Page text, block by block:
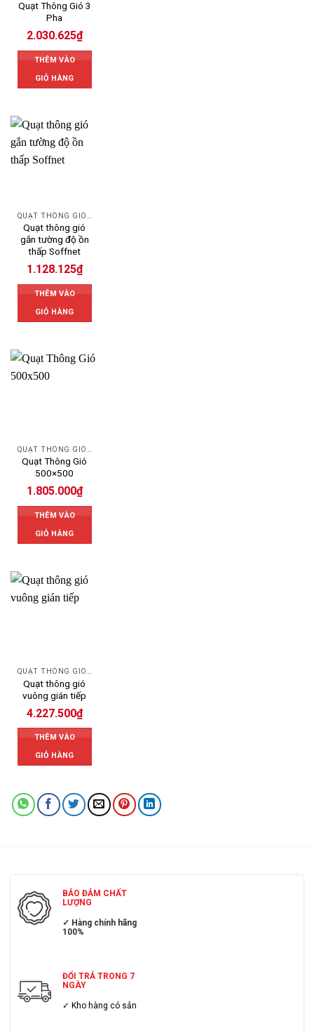
Quạt Thông Gió 3
Pha
2.030.625₫
THÊM VÀO
GIỎ HÀNG
Quạt thông gió
gắn tường độ ồn
thấp Soffnet
1.128.125₫
THÊM VÀO
GIỎ HÀNG
Quạt Thông Gió
500×500
1.805.000₫
THÊM VÀO
GIỎ HÀNG
Quạt thông gió
vuông gián tiếp
4.227.500₫
THÊM VÀO
GIỎ HÀNG
BẢO ĐẢM CHẤT
LƯỢNG
✓ Hàng chính hãng
100%
ĐỔI TRẢ TRONG 7
NGÀY
✓ Kho hàng có sẳn